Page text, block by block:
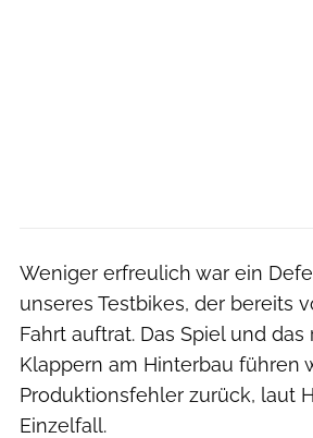
Weniger erfreulich war ein
unseres Testbikes, der bereits
Fahrt auftrat. Das Spiel und
Klappern am Hinterbau führen
Produktionsfehler zurück, laut
Einzelfall.